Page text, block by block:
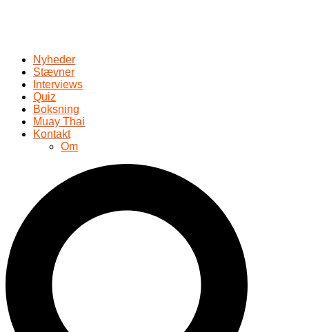
Nyheder
Stævner
Interviews
Quiz
Boksning
Muay Thai
Kontakt
Om